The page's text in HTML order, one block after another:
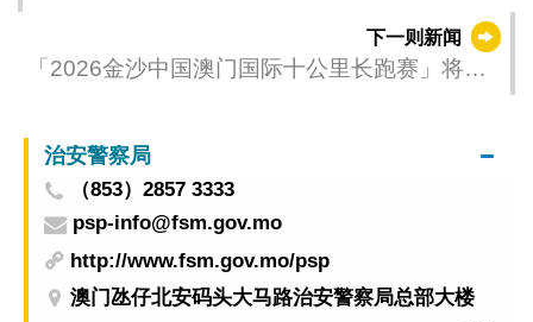
下一则新闻
「2026金沙中国澳门国际十公里长跑赛」将于3
治安警察局
（853）2857 3333
psp-info@fsm.gov.mo
http://www.fsm.gov.mo/psp
澳门氹仔北安码头大马路治安警察局总部大楼